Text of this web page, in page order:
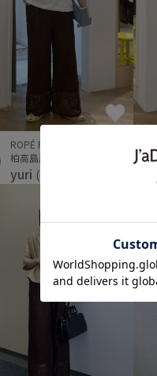
ROPÉ PICNIC
柏高島屋ステーションモール
yuri (160cm)